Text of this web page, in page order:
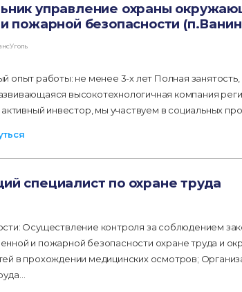
управление охраны
пожарной безопасности
опыт работы: не менее 3-х лет Полная
высокотехнологичная компания
инвестор, мы участвуем в социальных
специалист по охране труда
Осуществление контроля за соблюдением
и пожарной безопасности охране труда и
в прохождении медицинских осмотров;